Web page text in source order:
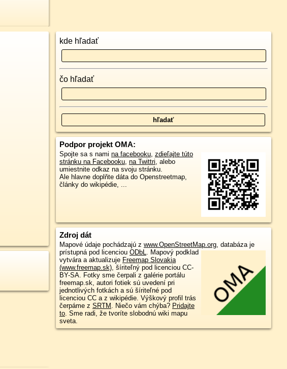
kde hľadať
čo hľadať
Podpor projekt OMA:
Spojte sa s nami na facebooku, zdieľajte túto
stránku na Facebooku, na Twittri, alebo
umiestnite odkaz na svoju stránku.
Ale hlavne doplňte dáta do Openstreetmap,
články do wikipédie, ...
Zdroj dát
Mapové údaje pochádzajú z www.OpenStreetMap.org, databáza je
prístupná pod licenciou ODbL. Mapový podklad
vytvára a aktualizuje Freemap Slovakia
(www.freemap.sk), šíriteľný pod licenciou CC-
BY-SA. Fotky sme čerpali z galérie portálu
freemap.sk, autori fotiek sú uvedení pri
jednotlivých fotkách a sú šíriteľné pod
licenciou CC a z wikipédie. Výškový profil trás
čerpáme z SRTM . Niečo vám chýba? Pridajte
to. Sme radi, že tvoríte slobodnú wiki mapu
sveta.